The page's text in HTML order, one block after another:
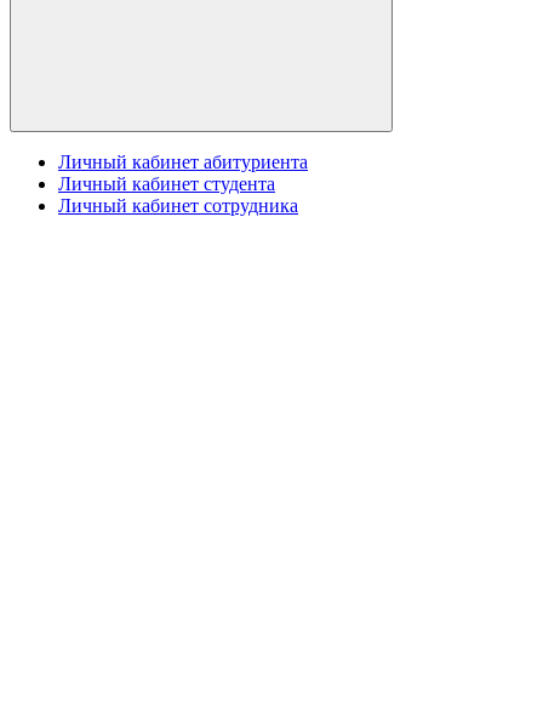
Личный кабинет абитуриента
Личный кабинет студента
Личный кабинет сотрудника